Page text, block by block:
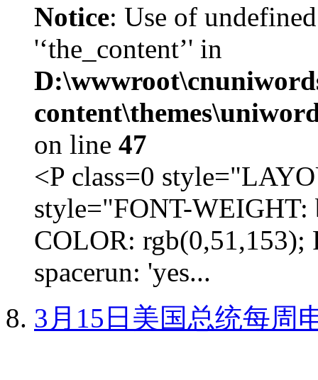
Notice: Use of
'‘the_content’' in
on line 47
<P class=0
style="FONT-
COLOR:
spacerun: 'yes...
3月15日美国总统每周